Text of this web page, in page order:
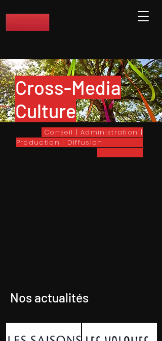
Cross-Media
Culture
Conseil | Administration |
Production | Diffusion
Nos actualités